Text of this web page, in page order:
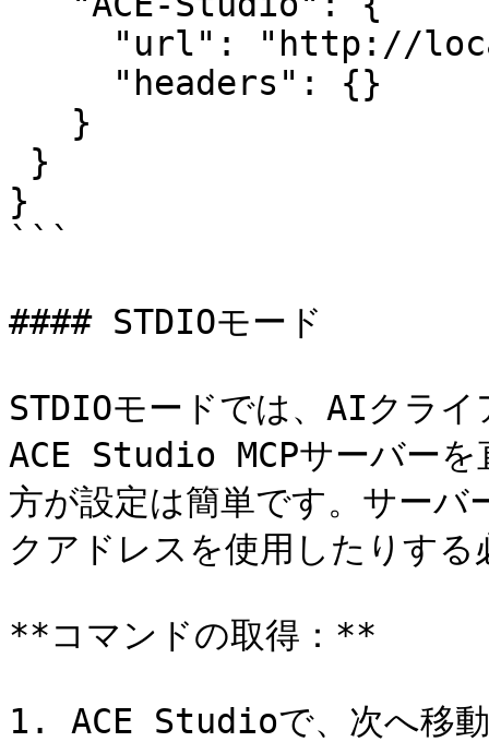
}
```
#### STDIOモード
STDIOモードでは、AIクラ
ACE Studio MCPサーバーを
方が設定は簡単です。サー
クアドレスを使用したりす
**コマンドの取得：**
1. ACE Studioで、次へ移